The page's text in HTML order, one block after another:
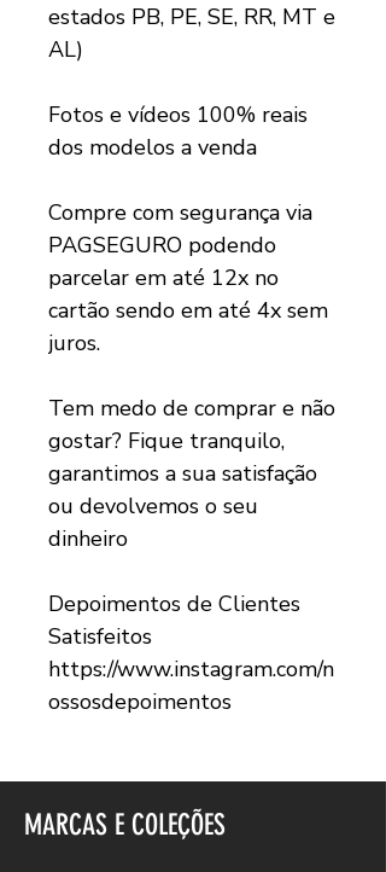
estados PB, PE, SE, RR, MT e
AL)
Fotos e vídeos 100% reais
dos modelos a venda
Compre com segurança via
PAGSEGURO podendo
parcelar em até 12x no
cartão sendo em até 4x sem
juros.
Tem medo de comprar e não
gostar? Fique tranquilo,
garantimos a sua satisfação
ou devolvemos o seu
dinheiro
Depoimentos de Clientes
Satisfeitos
https://www.instagram.com/n
ossosdepoimentos
MARCAS E COLEÇÕES